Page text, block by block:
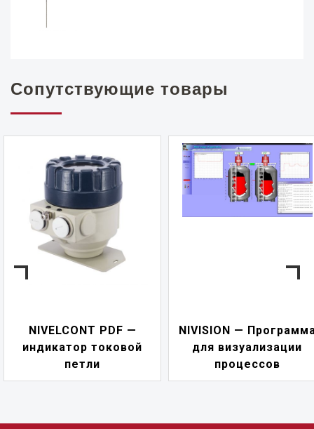
Сопутствующие товары
NIVELCONT PDF —
индикатор токовой
петли
NIVISION —
для визуализации
процессов